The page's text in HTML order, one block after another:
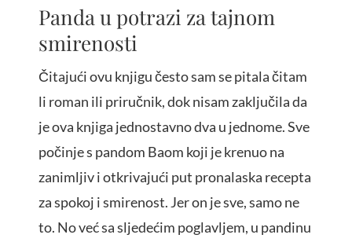
Panda u potrazi za tajnom
smirenosti
Čitajući ovu knjigu često sam se pitala čitam
li roman ili priručnik, dok nisam zaključila da
je ova knjiga jednostavno dva u jednome. Sve
počinje s pandom Baom koji je krenuo na
zanimljiv i otkrivajući put pronalaska recepta
za spokoj i smirenost. Jer on je sve, samo ne
to. No već sa sljedećim poglavljem, u pandinu